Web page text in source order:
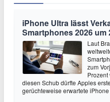
iPhone Ultra lässt
Smartphones 2026 um
Laut
zum
diesen Schub dürfte Apples
gerüchteweise erwartete